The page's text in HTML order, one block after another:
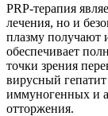
PRP-терапия
лечения, но и
плазму получают
обеспечивает
точки зрения
вирусный
иммуногенных и
отторжения.